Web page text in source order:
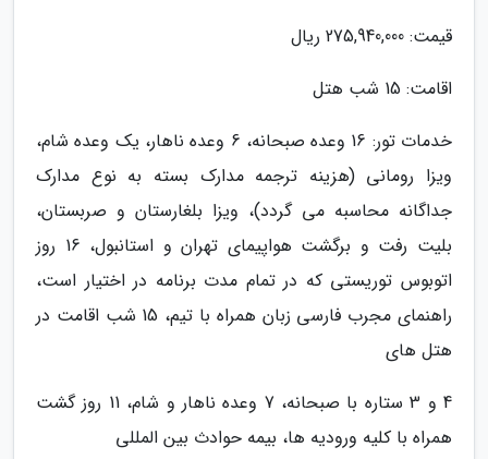
قیمت: 275,940,000 ریال
اقامت: 15 شب هتل
خدمات تور: 16 وعده صبحانه، 6 وعده ناهار، یک وعده شام،
ویزا رومانی (هزینه ترجمه مدارک بسته به نوع مدارک
جداگانه محاسبه می گردد)، ویزا بلغارستان و صربستان،
بلیت رفت و برگشت هواپیمای تهران و استانبول، 16 روز
اتوبوس توریستی که در تمام مدت برنامه در اختیار است،
راهنمای مجرب فارسی زبان همراه با تیم، 15 شب اقامت در
هتل های
4 و 3 ستاره با صبحانه، 7 وعده ناهار و شام، 11 روز گشت
همراه با کلیه ورودیه ها، بیمه حوادث بین المللی